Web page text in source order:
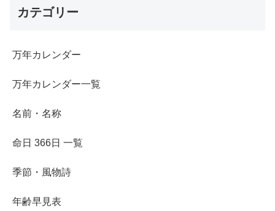
カテゴリー
万年カレンダー
万年カレンダー一覧
名前・名称
命日 366日 一覧
季節・風物詩
年齢早見表